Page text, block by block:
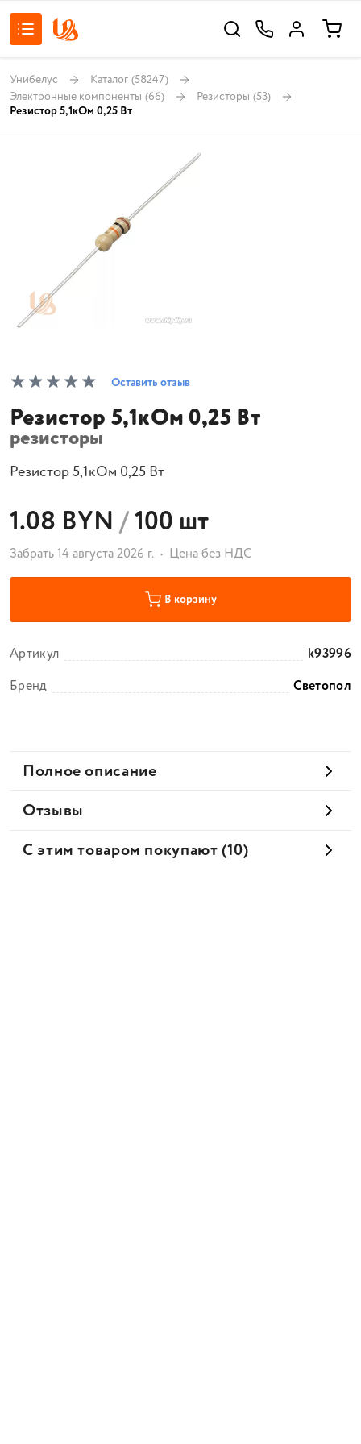
Унибелус Каталог (58247)
Электронные компоненты (66) Резисторы (53)
Резистор 5,1кОм 0,25 Вт
Оставить отзыв
Резистор 5,1кОм 0,25 Вт
резисторы
Резистор 5,1кОм 0,25 Вт
1.08 BYN/100 шт
Забрать 14 августа 2026 г. Цена без НДС
В корзину
Артикул
k93996
Бренд
Светопол
Полное описание
Отзывы
С этим товаром покупают (10)